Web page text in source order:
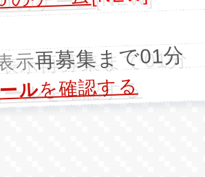
示再募集まで01分
ルを確認する